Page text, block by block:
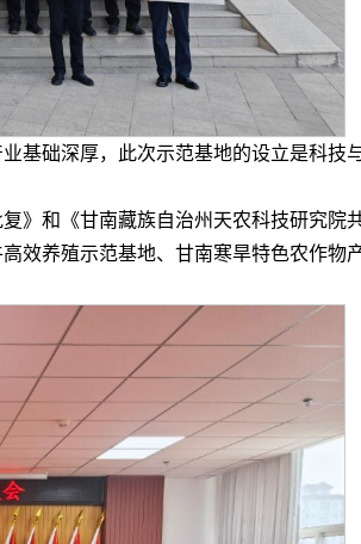
础深厚，此次示范基地的设立是科技
》和《甘南藏族自治州天农科技研究院
效养殖示范基地、甘南寒旱特色农作物